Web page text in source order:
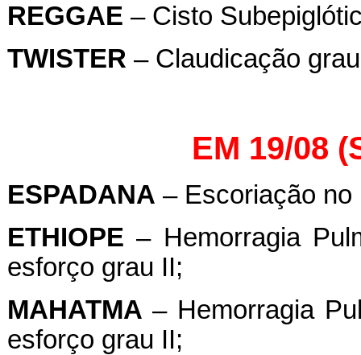
REGGAE – Cisto
TWISTER – Claudicação
EM 19/08
ESPADANA – Escoriação
ETHIOPE – Hemorragia
esforço grau II;
MAHATMA – Hemorragia
esforço grau II;